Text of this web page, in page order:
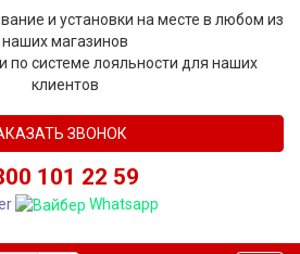
и установки на месте в любом из
наших магазинов
по системе лояльности для наших
клиентов
ЗВОНОК
101 22 59
Whatsapp